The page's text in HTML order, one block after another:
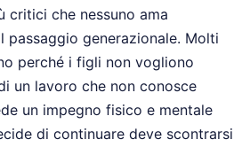
critici che nessuno ama
passaggio generazionale. Molti
perché i figli non vogliono
un lavoro che non conosce
un impegno fisico e mentale
di continuare deve scontrarsi